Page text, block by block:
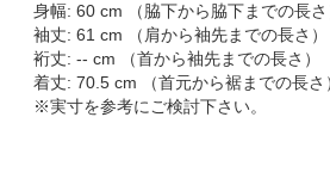
身幅: 60 cm （脇下から脇下までの長さ
袖丈: 61 cm （肩から袖先までの長さ）
裄丈: -- cm （首から袖先までの長さ）
着丈: 70.5 cm （首元から裾までの長さ
※実寸を参考にご検討下さい。